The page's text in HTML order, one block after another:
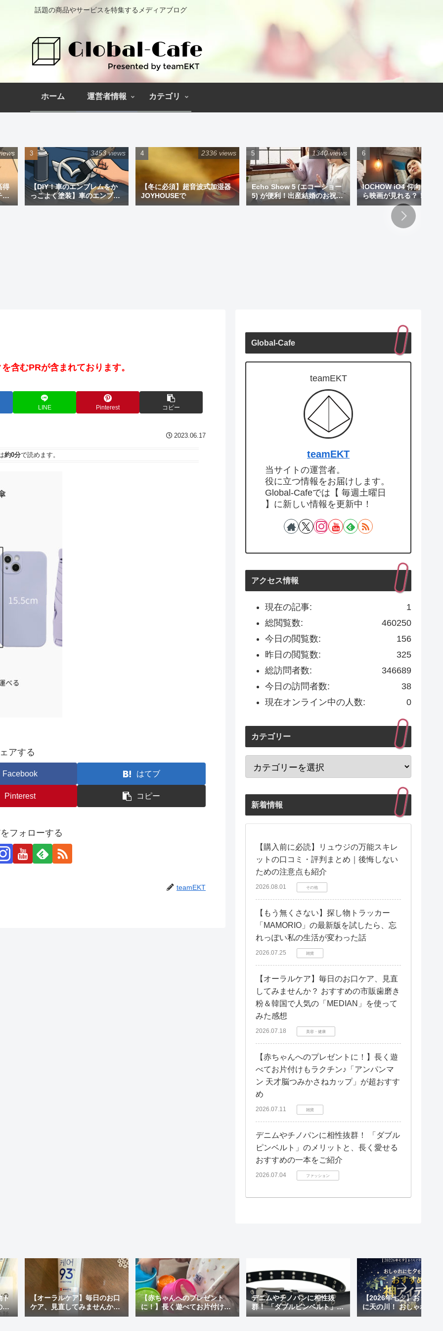
話題の商品やサービスを特集するメディアブログ
ホーム 運営者情報 カテゴリ
得
ペ
【DIY！車のエンブレムをか
っこよく塗装】車のエンブレ
ム塗装｜道具と失敗しない手
3453 views
【冬に必須】超音波式加湿器
JOYHOUSEで
2336 views
Echo Show 5 (エコーショー
5) が便利！出産結婚のお祝い
にプレゼントもアリです！
1340 views
IOCHOW iO4 仰向けで寝
ら映画が見れる？！ミニ
ジェクター
含むPRが含まれております。
LINE Pinterest コピー
2023.06.17
約0分で読めます。
アする
Facebook はてブ
Pinterest コピー
フォローする
teamEKT
Global-Cafe
teamEKT
teamEKT
当サイトの運営者。
役に立つ情報をお届けします。
Global-Cafeでは【 毎週土曜日
】に新しい情報を更新中！
アクセス情報
1
現在の記事:
460250
総閲覧数:
156
今日の閲覧数:
325
昨日の閲覧数:
346689
総訪問者数:
38
今日の訪問者数:
0
現在オンライン中の人数:
カテゴリー
新着情報
【購入前に必読】リュウジの万能スキレ
ットの口コミ・評判まとめ｜後悔しない
ための注意点も紹介
2026.08.01 その他
【もう無くさない】探し物トラッカー
「MAMORIO」の最新版を試したら、忘
れっぽい私の生活が変わった話
2026.07.25 雑貨
【オーラルケア】毎日のお口ケア、見直
してみませんか？ おすすめの市販歯磨き
粉＆韓国で人気の「MEDIAN」を使って
みた感想
2026.07.18 美容・健康
【赤ちゃんへのプレゼントに！】長く遊
べてお片付けもラクチン♪「アンパンマ
ン 天才脳つみかさねカップ」が超おすす
め
2026.07.11 雑貨
デニムやチノパンに相性抜群！ 「ダブル
ピンベルト」のメリットと、長く愛せる
おすすめの一本をご紹介
2026.07.04 ファッション
ト
最
い
【オーラルケア】毎日のお口
ケア、見直してみませんか？
おすすめの市販歯磨き粉＆韓
【赤ちゃんへのプレゼント
に！】長く遊べてお片付けも
ラクチン♪「アンパンマン 天
デニムやチノパンに相性抜
群！ 「ダブルピンベルト」の
メリットと、長く愛せるおす
【2026年七夕】おうちで
に天の川！ おしゃれに七
楽しむ「おすすめ神アイ